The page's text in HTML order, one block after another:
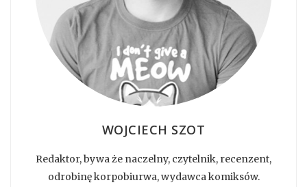
WOJCIECH SZOT
Redaktor, bywa że naczelny, czytelnik, recenzent,
odrobinę korpobiurwa, wydawca komiksów.